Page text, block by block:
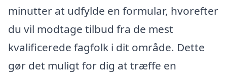
minutter at udfylde en formular, hvorefter
du vil modtage tilbud fra de mest
kvalificerede fagfolk i dit område. Dette
gør det muligt for dig at træffe en